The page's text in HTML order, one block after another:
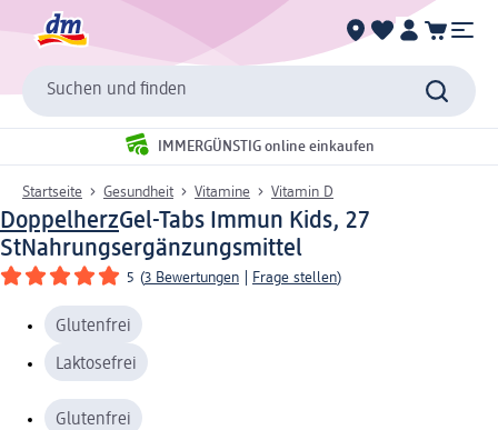
Suchen und finden
IMMERGÜNSTIG online einkaufen
Startseite Gesundheit Vitamine Vitamin D
DoppelherzGel-Tabs Immun Kids, 27
StNahrungsergänzungsmittel
5 (3 Bewertungen Frage stellen)
Glutenfrei
Laktosefrei
Glutenfrei